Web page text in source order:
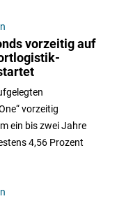
vorzeitig auf
vorzeitig
ein bis zwei Jahre
4,56 Prozent